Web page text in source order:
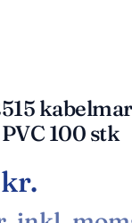
100 stk
kr.